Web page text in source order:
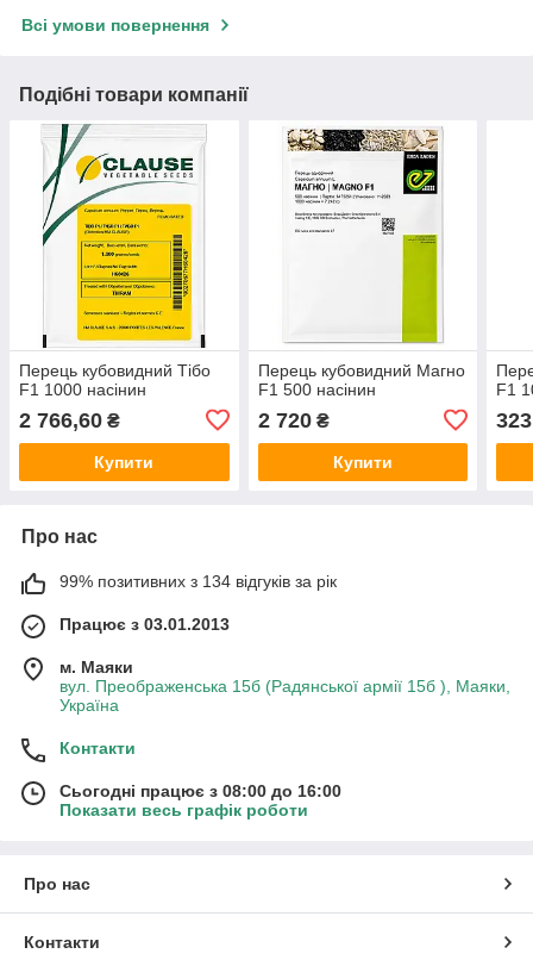
Всі умови повернення
Подібні товари компанії
Перець кубовидний Тібо
F1 1000 насінин
2 766,60 ₴
Купити
Перець кубовидний Магно
F1 500 насінин
2 720₴
Купити
F1
Про нас
99% позитивних з 134 відгуків за рік
Працює з 03.01.2013
м. Маяки
вул. Преображенська 15б (Радянської армії 15б ), Маяки,
Україна
Контакти
Сьогодні працює з 08:00 до 16:00
Показати весь графік роботи
Про нас
Контакти